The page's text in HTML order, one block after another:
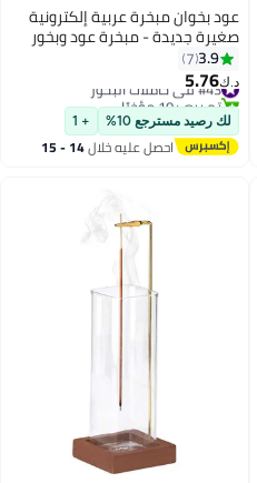
عود بخوان مبخرة عربية إلكترونية
صغيرة جديدة - مبخرة عود وبخور
مع مؤشر للبطارية
3.9
7
5.76
#43 في حاملات البخور
تم بيع +10 مؤخرًا
#43 في حاملات البخور
لك رصيد مسترجع 10% + 1
احصل عليه خلال 14 - 15